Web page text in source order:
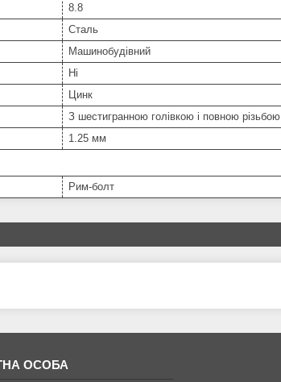
8.8
Сталь
Машинобудівний
Ні
Цинк
З шестигранною голівкою і повною різьбою
1.25 мм
Рим-болт